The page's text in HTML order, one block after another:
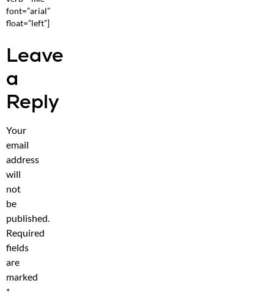
font=”arial”
float=”left”]
Leave
a
Reply
Your
email
address
will
not
be
published.
Required
fields
are
marked
*